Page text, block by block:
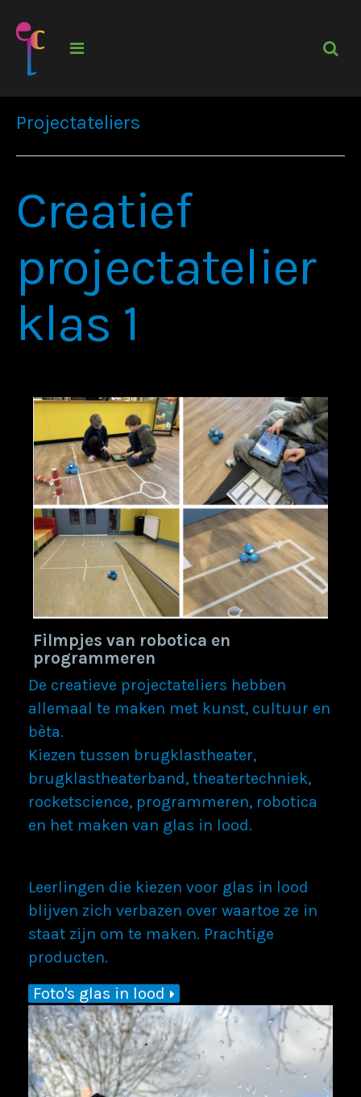
Projectateliers
Creatief
projectatelier
klas 1
Filmpjes van robotica en
programmeren
De creatieve projectateliers hebben
allemaal te maken met kunst, cultuur en
bèta.
Kiezen tussen brugklastheater,
brugklastheaterband, theatertechniek,
rocketscience, programmeren, robotica
en het maken van glas in lood.
Leerlingen die kiezen voor glas in lood
blijven zich verbazen over waartoe ze in
staat zijn om te maken. Prachtige
producten.
Foto's glas in lood